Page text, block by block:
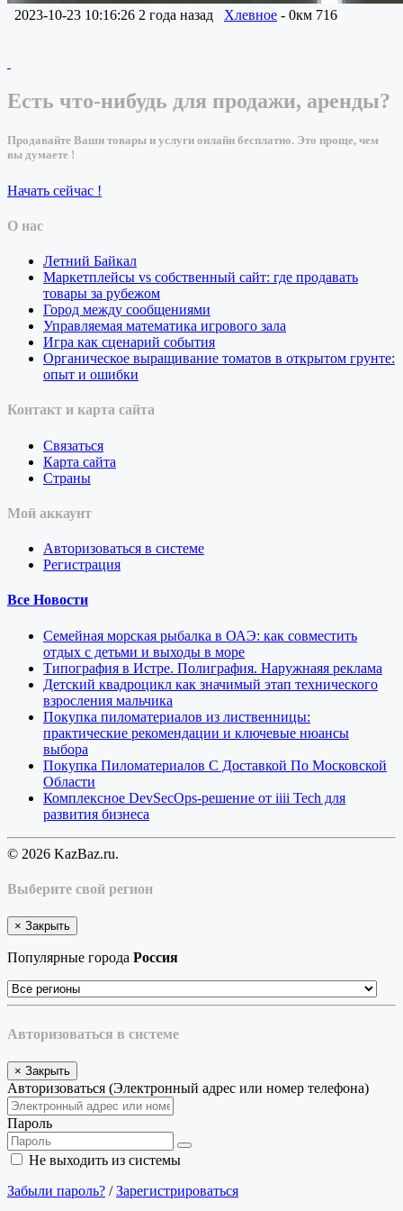
2023-10-23 10:16:26 2 года назад Хлевное - 0км 716
Есть что-нибудь для продажи, аренды?
Продавайте Ваши товары и услуги онлайн бесплатно. Это проще, чем
вы думаете !
Начать сейчас !
О нас
Летний Байкал
Маркетплейсы vs собственный сайт: где продавать
товары за рубежом
Город между сообщениями
Управляемая математика игрового зала
Игра как сценарий события
Органическое выращивание томатов в открытом грунте:
опыт и ошибки
Контакт и карта сайта
Связаться
Карта сайта
Страны
Мой аккаунт
Авторизоваться в системе
Регистрация
Все Новости
Семейная морская рыбалка в ОАЭ: как совместить
отдых с детьми и выходы в море
Типография в Истре. Полиграфия. Наружнаяя реклама
Детский квадроцикл как значимый этап технического
взросления мальчика
Покупка пиломатериалов из лиственницы:
практические рекомендации и ключевые нюансы
выбора
Покупка Пиломатериалов С Доставкой По Московской
Области
Комплексное DevSecOps-решение от iiii Tech для
развития бизнеса
© 2026 KazBaz.ru.
Выберите свой регион
× Закрыть
Популярные города Россия
Авторизоваться в системе
× Закрыть
Авторизоваться (Электронный адрес или номер телефона)
Пароль
Не выходить из системы
Забыли пароль? /Зарегистрироваться